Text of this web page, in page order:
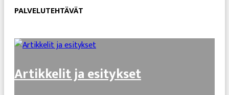
PALVELUTEHTÄVÄT
Artikkelit ja esitykset